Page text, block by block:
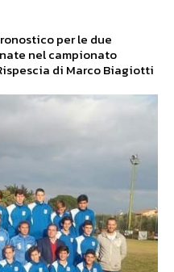
per le due
nel campionato
di Marco Biagiotti